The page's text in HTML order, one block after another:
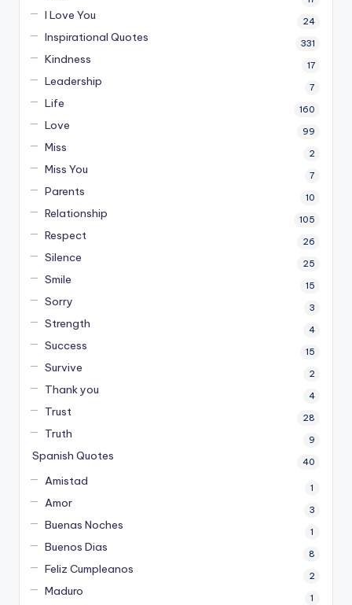
I Love You 24
Inspirational Quotes 331
Kindness 17
Leadership 7
Life 160
Love 99
Miss 2
Miss You 7
Parents 10
Relationship 105
Respect 26
Silence 25
Smile 15
Sorry 3
Strength 4
Success 15
Survive 2
Thank you 4
Trust 28
Truth 9
Spanish Quotes 40
Amistad 1
Amor 3
Buenas Noches 1
Buenos Dias 8
Feliz Cumpleanos 2
Maduro 1